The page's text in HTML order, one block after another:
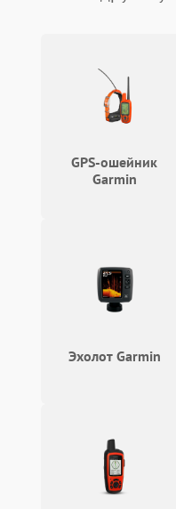
GPS-ошейник
Garmin
Эхолот Garmin